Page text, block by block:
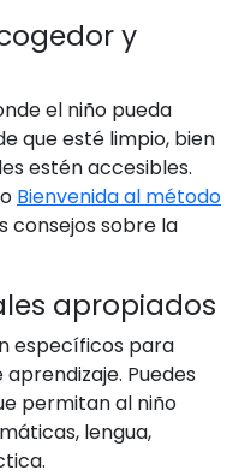
y
el niño pueda
que esté limpio, bien
estén accesibles.
Bienvenida al método
consejos sobre la
apropiados
específicos para
Puedes
permitan al niño
lengua,